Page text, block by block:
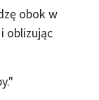
obok w
oblizując